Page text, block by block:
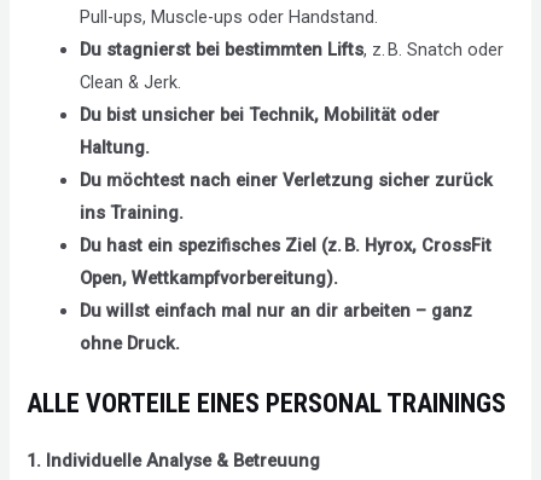
Pull-ups, Muscle-ups oder Handstand.
Du stagnierst bei bestimmten Lifts, z. B. Snatch oder
Clean & Jerk.
Du bist unsicher bei Technik, Mobilität oder
Haltung.
Du möchtest nach einer Verletzung sicher zurück
ins Training.
Du hast ein spezifisches Ziel (z. B. Hyrox, CrossFit
Open, Wettkampfvorbereitung).
Du willst einfach mal nur an dir arbeiten – ganz
ohne Druck.
ALLE VORTEILE EINES PERSONAL TRAININGS
1. Individuelle Analyse & Betreuung